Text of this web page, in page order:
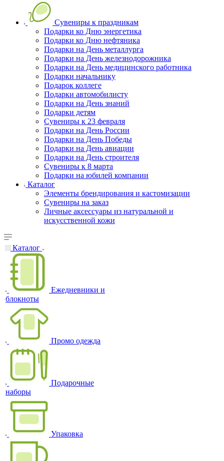
Сувениры к праздникам
Подарки ко Дню энергетика
Подарки ко Дню нефтяника
Подарки на День металлурга
Подарки на День железнодорожника
Подарки на День медицинского работника
Подарки начальнику
Подарок коллеге
Подарки автомобилисту
Подарки на День знаний
Подарки детям
Сувениры к 23 февраля
Подарки на День России
Подарки на День Победы
Подарки на День авиации
Подарки на День строителя
Сувениры к 8 марта
Подарки на юбилей компании
Каталог
Элементы брендирования и кастомизации
Сувениры на заказ
Личные аксессуары из натуральной и
искусственной кожи
Каталог
Ежедневники и
блокноты
Промо одежда
Подарочные
наборы
Упаковка